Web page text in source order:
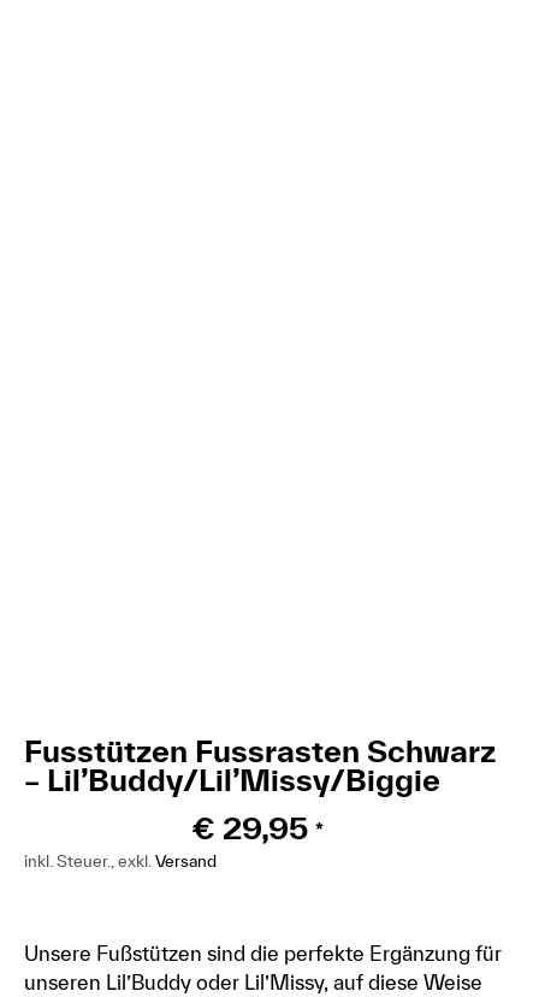
Fusstützen Fussrasten Schwarz
– Lil’Buddy/Lil’Missy/Biggie
€ 29,95 *
inkl. Steuer., exkl. Versand
Unsere Fußstützen sind die perfekte Ergänzung für
unseren Lil’Buddy oder Lil’Missy, auf diese Weise